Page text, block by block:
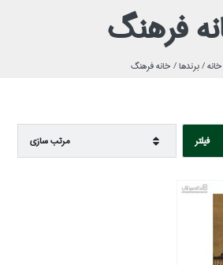
فرهنگ
خانه /برندها /خانه فرهنگ
فيلتر مرتب سازي